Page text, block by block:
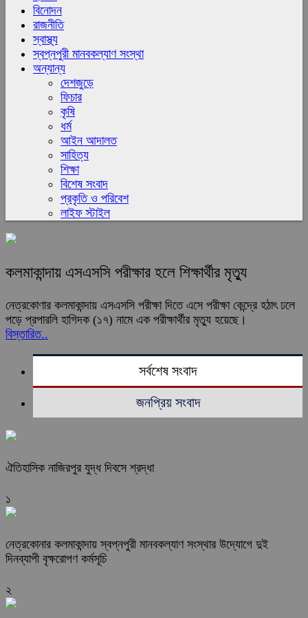
বিনোদন
রাজনীতি
স্বাস্থ্য
স্বপ্নপুরী মানবকল্যাণ সংস্থা
অন্যান্য
দেশজুড়ে
ফিচার
কৃষি
ধর্ম
আইন আদালত
সাহিত্য
শিক্ষা
বিশেষ সংবাদ
প্রকৃতি ও পরিবেশ
লাইফ স্টাইল
কলমাকান্দায় এসএসসি পরীক্ষার হলে শিক্ষার্থীর মৃত্যু
নেত্রকোণার কলমাকান্দায় এসএসসি পরীক্ষা দিতে এসে পরীক্ষা কেন্দ্রে হঠাৎ ঢলে
পড়ে প্রপারলি হাগিদক (১৭) নামে এক পরীক্ষার্থীর মৃত্যু হয়েছে।
বিস্তারিত..
সর্বশেষ সংবাদ
জনপ্রিয় সংবাদ
ঐতিহাসিক নাজিরপুর যুদ্ধ দিবসে শ্রদ্ধা
১
নেত্রকোনার কলমাকান্দায় স্বপ্নপুরী মানবকল্যাণ সংস্থার উদ্যোগে দুই
দিনব্যাপী বৃক্ষরোপণ কর্মসূচি
২